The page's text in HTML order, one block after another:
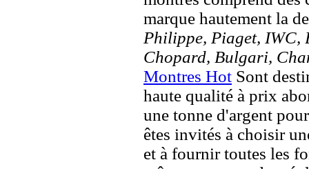
marque hautement la
Philippe, Piaget, IWC,
Chopard, Bulgari,
Montres Hot Sont
haute qualité à prix
une tonne d'argent
êtes invités à choisir
et à fournir toutes les